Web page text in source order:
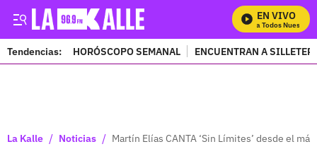
EN VIVO
Mira Todos Nuestros
Tendencias: HORÓSCOPO SEMANAL ENCUENTRAN A
La Kalle / Noticias / Martín Elías CANTA ‘Sin Límites’ desde el